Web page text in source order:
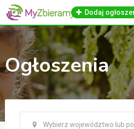
Skip
content
Dodaj
Ogłoszenia
Wybierz województwo lub